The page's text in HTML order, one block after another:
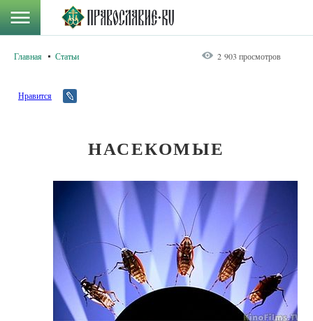
Главная Статьи 2 903 просмотров
Нравится
НАСЕКОМЫЕ